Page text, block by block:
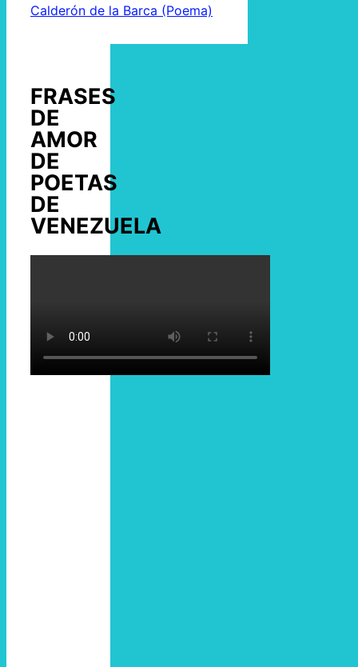
Calderón de la Barca (Poema)
FRASES
DE
AMOR
DE
POETAS
DE
VENEZUELA